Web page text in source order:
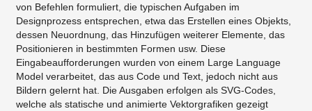
von Befehlen formuliert, die typischen Aufgaben im
Designprozess entsprechen, etwa das Erstellen eines Objekts,
dessen Neuordnung, das Hinzufügen weiterer Elemente, das
Positionieren in bestimmten Formen usw. Diese
Eingabeaufforderungen wurden von einem Large Language
Model verarbeitet, das aus Code und Text, jedoch nicht aus
Bildern gelernt hat. Die Ausgaben erfolgen als SVG-Codes,
welche als statische und animierte Vektorgrafiken gezeigt